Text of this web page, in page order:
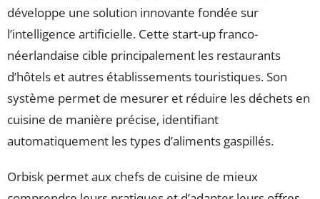
développe une solution innovante fondée sur
l’intelligence artificielle. Cette start-up franco-
néerlandaise cible principalement les restaurants
d’hôtels et autres établissements touristiques. Son
système permet de mesurer et réduire les déchets en
cuisine de manière précise, identifiant
automatiquement les types d’aliments gaspillés.
Orbisk permet aux chefs de cuisine de mieux